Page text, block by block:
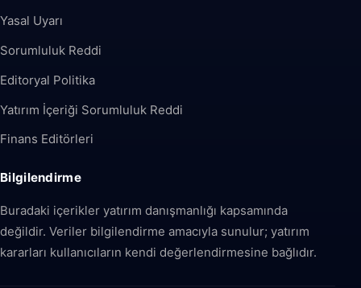
Yasal Uyarı
Sorumluluk Reddi
Editoryal Politika
Yatırım İçeriği Sorumluluk Reddi
Finans Editörleri
Bilgilendirme
Buradaki içerikler yatırım danışmanlığı kapsamında
değildir. Veriler bilgilendirme amacıyla sunulur; yatırım
kararları kullanıcıların kendi değerlendirmesine bağlıdır.